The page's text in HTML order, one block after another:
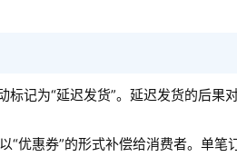
记为“延迟发货”。延迟发货的后果
“优惠券”的形式补偿给消费者。单笔